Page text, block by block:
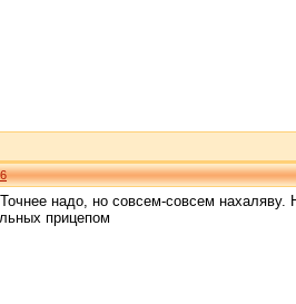
надо, но совсем-совсем нахаляву.
прицепом